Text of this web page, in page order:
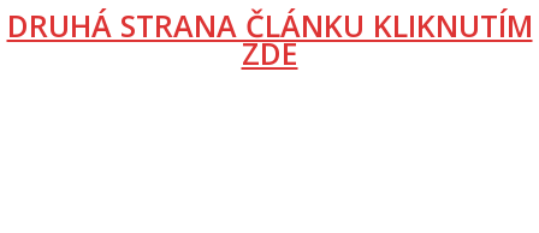
DRUHÁ STRANA ČLÁNKU KLIKNUTÍM
ZDE